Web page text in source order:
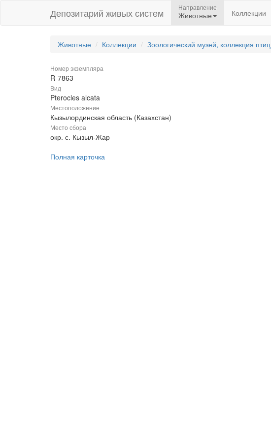
Депозитарий живых систем Направление
Животные Коллекции
Животные Коллекции Зоологический музей, коллекция птиц
Номер экземпляра
R-7863
Вид
Pterocles alcata
Местоположение
Кызылординская область (Казахстан)
Место сбора
окр. с. Кызыл-Жар
Полная карточка